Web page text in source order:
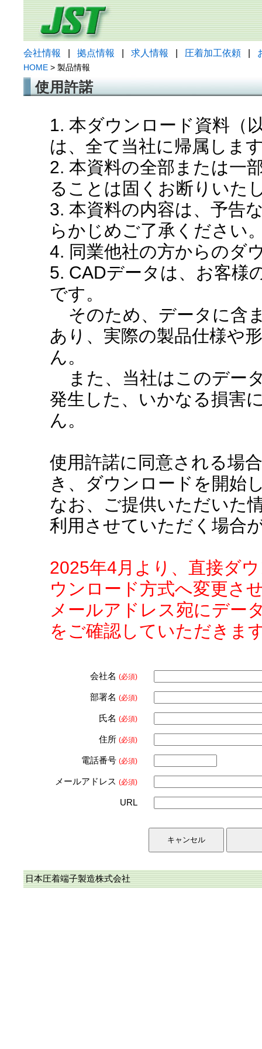
会社情報 拠点情報 求人情報 圧着加工依頼
HOME > 製品情報
使用許諾
1. 本ダウンロード資料（
は、全て当社に帰属しま
2. 本資料の全部または一
ることは固くお断りいた
3. 本資料の内容は、予告
らかじめご了承ください
4. 同業他社の方からのダ
5. CADデータは、お客様
です。
そのため、データに含
あり、実際の製品仕様や
ん。
また、当社はこのデー
発生した、いかなる損害
ん。
使用許諾に同意される場
き、ダウンロードを開始
なお、ご提供いただいた
利用させていただく場合
2025年4月より、直接ダ
ウンロード方式へ変更さ
メールアドレス宛にデー
をご確認していただきま
会社名 (必須)
部署名 (必須)
氏名 (必須)
住所 (必須)
電話番号 (必須)
メールアドレス (必須)
URL
日本圧着端子製造株式会社